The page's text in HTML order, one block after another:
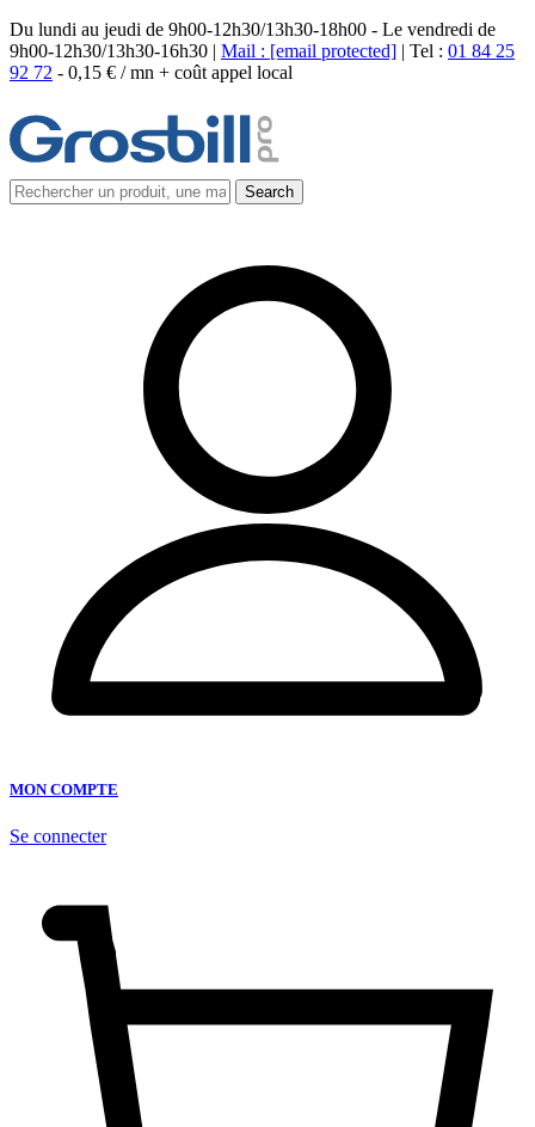
Du lundi au jeudi de 9h00-12h30/13h30-18h00 - Le vendredi de
9h00-12h30/13h30-16h30 | Mail : [email protected] | Tel : 01 84 25
92 72 - 0,15 € / mn + coût appel local
MON COMPTE
Se connecter